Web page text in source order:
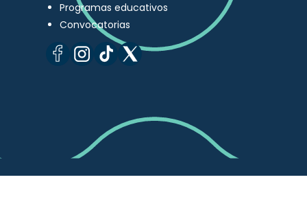
Programas educativos
Convocatorias